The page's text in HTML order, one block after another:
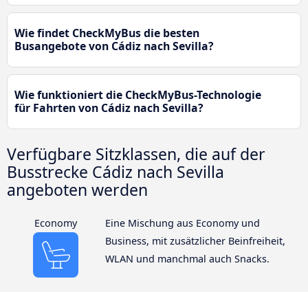
Wie findet CheckMyBus die besten
Busangebote von Cádiz nach Sevilla?
Wie funktioniert die CheckMyBus-Technologie
für Fahrten von Cádiz nach Sevilla?
Verfügbare Sitzklassen, die auf der
Busstrecke Cádiz nach Sevilla
angeboten werden
Economy
Eine Mischung aus Economy und
Business, mit zusätzlicher Beinfreiheit,
WLAN und manchmal auch Snacks.